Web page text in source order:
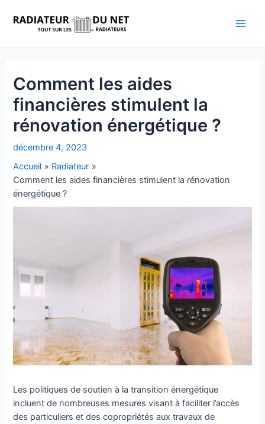
Comment les aides
financières stimulent la
rénovation énergétique ?
décembre 4, 2023
Accueil
Radiateur
Comment les aides financières stimulent la rénovation
énergétique ?
Les politiques de soutien à la transition énergétique
incluent de nombreuses mesures visant à faciliter l’accès
des particuliers et des copropriétés aux travaux de